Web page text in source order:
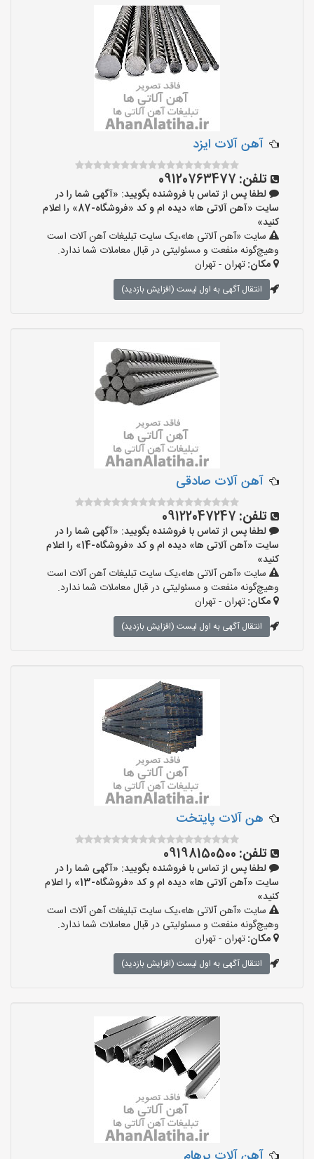
آهن آلات ایزد
تلفن: 09120763477
لطفا پس از تماس با فروشنده بگویید: «آگهی شما را در
سایت «آهن آلاتی ها» دیده ام و کد «فروشگاه-87» را اعلام
کنید»
سایت «آهن آلاتی ها»،یک سایت تبلیغات آهن آلات است
وهیچ‌گونه منفعت و مسئولیتی در قبال معاملات شما ندارد.
مکان:تهران - تهران
انتقال آگهی به اول لیست (افزایش بازدید)
آهن آلات صادقی
تلفن: 09122047247
لطفا پس از تماس با فروشنده بگویید: «آگهی شما را در
سایت «آهن آلاتی ها» دیده ام و کد «فروشگاه-14» را اعلام
کنید»
سایت «آهن آلاتی ها»،یک سایت تبلیغات آهن آلات است
وهیچ‌گونه منفعت و مسئولیتی در قبال معاملات شما ندارد.
مکان:تهران - تهران
انتقال آگهی به اول لیست (افزایش بازدید)
هن آلات پایتخت
تلفن: 09198150500
لطفا پس از تماس با فروشنده بگویید: «آگهی شما را در
سایت «آهن آلاتی ها» دیده ام و کد «فروشگاه-13» را اعلام
کنید»
سایت «آهن آلاتی ها»،یک سایت تبلیغات آهن آلات است
وهیچ‌گونه منفعت و مسئولیتی در قبال معاملات شما ندارد.
مکان:تهران - تهران
انتقال آگهی به اول لیست (افزایش بازدید)